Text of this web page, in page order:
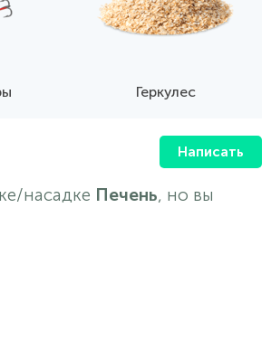
Геркулес
Написать
насадке Печень, но вы